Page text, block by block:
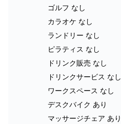
ゴルフ なし
カラオケ なし
ランドリー なし
ピラティス なし
ドリンク販売 なし
ドリンクサービス なし
ワークスペース なし
デスクバイク あり
マッサージチェア あり